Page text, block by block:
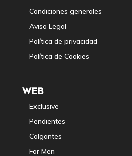
Condiciones generales
Aviso Legal
Política de privacidad
Política de Cookies
WEB
Exclusive
Pendientes
Colgantes
For Men